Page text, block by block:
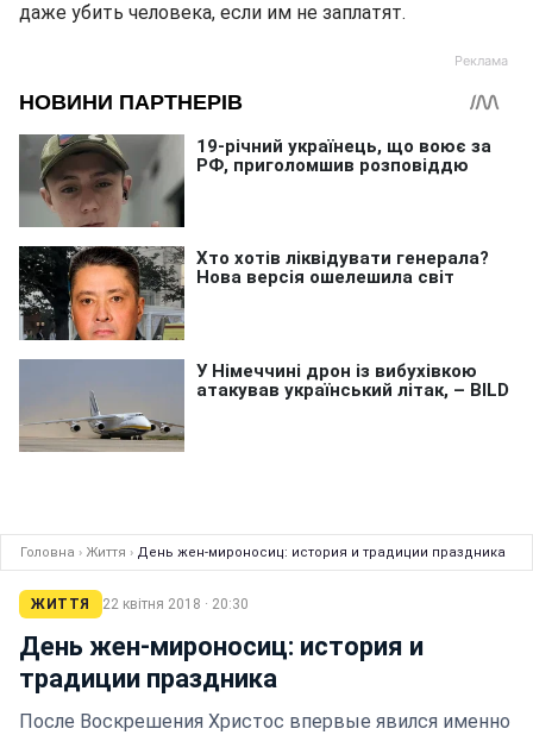
даже убить человека, если им не заплатят.
Головна › Життя › День жен-мироносиц: история и традиции праздника
ЖИТТЯ 22 квітня 2018 · 20:30
День жен-мироносиц: история и
традиции праздника
После Воскрешения Христос впервые явился именно